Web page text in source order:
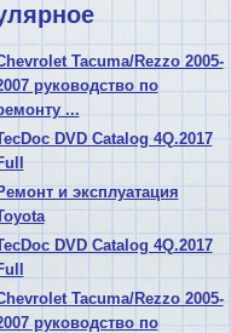
Tacuma/Rezzo 2005-
руководство по
...
DVD Catalog 4Q.2017
и эксплуатация
DVD Catalog 4Q.2017
Tacuma/Rezzo 2005-
руководство по